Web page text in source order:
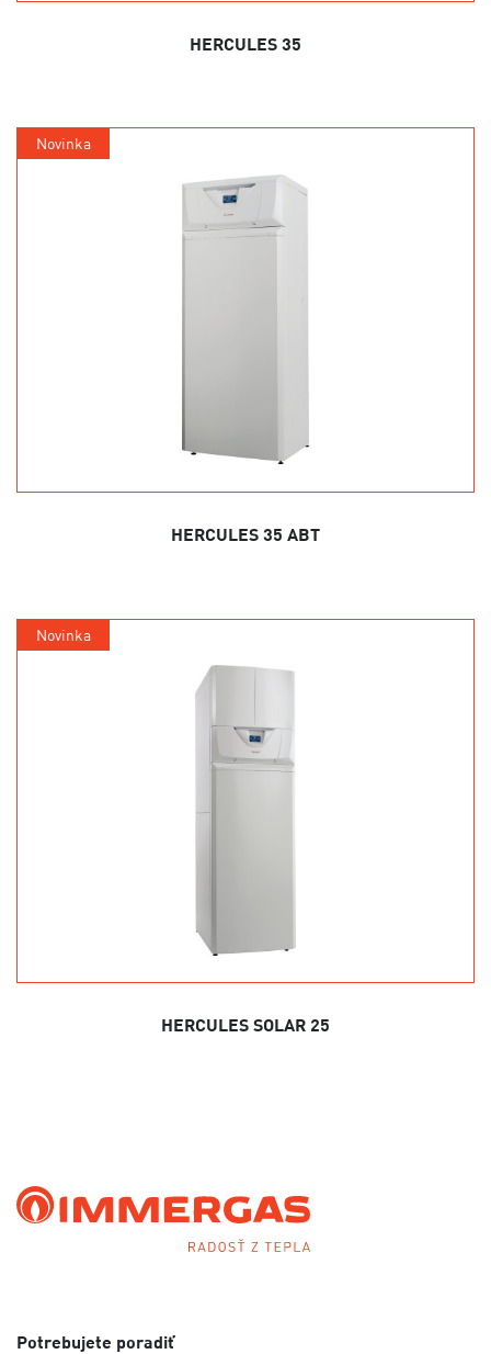
HERCULES 35
Novinka
HERCULES 35 ABT
Novinka
HERCULES SOLAR 25
Potrebujete poradiť